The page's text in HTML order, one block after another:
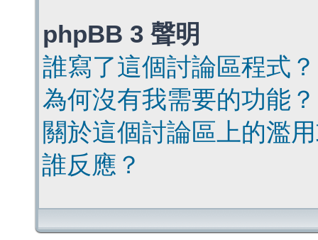
phpBB 3 聲明
誰寫了這個討論區程式？
為何沒有我需要的功能？
關於這個討論區上的濫
誰反應？